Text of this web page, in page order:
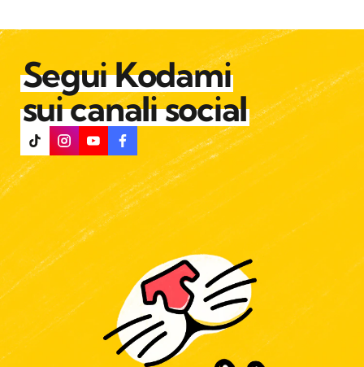
Segui Kodami
sui canali social